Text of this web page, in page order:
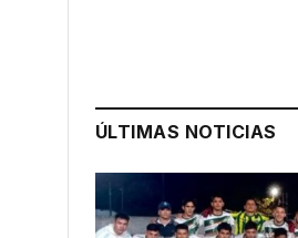
ÚLTIMAS NOTICIAS